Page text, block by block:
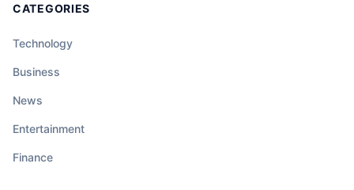
CATEGORIES
Technology
Business
News
Entertainment
Finance